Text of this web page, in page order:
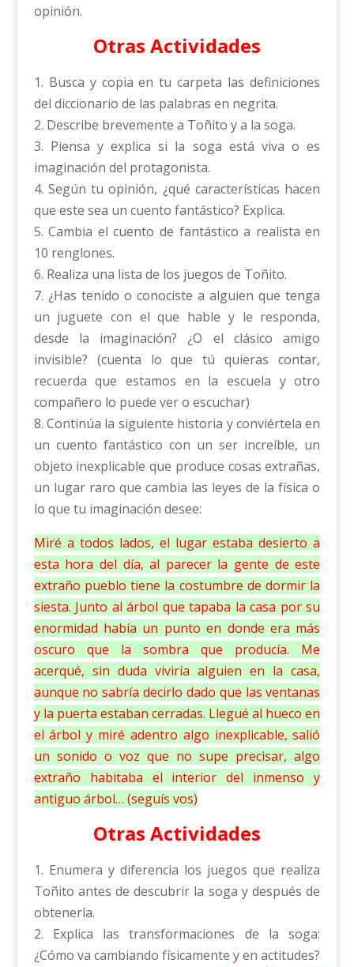
opinión.
Otras Actividades
1. Busca y copia en tu carpeta las definiciones
del diccionario de las palabras en negrita.
2. Describe brevemente a Toñito y a la soga.
3. Piensa y explica si la soga está viva o es
imaginación del protagonista.
4. Según tu opinión, ¿qué características hacen
que este sea un cuento fantástico? Explica.
5. Cambia el cuento de fantástico a realista en
10 renglones.
6. Realiza una lista de los juegos de Toñito.
7. ¿Has tenido o conociste a alguien que tenga
un juguete con el que hable y le responda,
desde la imaginación? ¿O el clásico amigo
invisible? (cuenta lo que tú quieras contar,
recuerda que estamos en la escuela y otro
compañero lo puede ver o escuchar)
8. Continúa la siguiente historia y conviértela en
un cuento fantástico con un ser increíble, un
objeto inexplicable que produce cosas extrañas,
un lugar raro que cambia las leyes de la física o
lo que tu imaginación desee:
Miré a todos lados, el lugar estaba desierto a
esta hora del día, al parecer la gente de este
extraño pueblo tiene la costumbre de dormir la
siesta. Junto al árbol que tapaba la casa por su
enormidad había un punto en donde era más
oscuro que la sombra que producía. Me
acerqué, sin duda viviría alguien en la casa,
aunque no sabría decirlo dado que las ventanas
y la puerta estaban cerradas. Llegué al hueco en
el árbol y miré adentro algo inexplicable, salió
un sonido o voz que no supe precisar, algo
extraño habitaba el interior del inmenso y
antiguo árbol… (seguís vos)
Otras Actividades
1. Enumera y diferencia los juegos que realiza
Toñito antes de descubrir la soga y después de
obtenerla.
2. Explica las transformaciones de la soga:
¿Cómo va cambiando físicamente y en actitudes?